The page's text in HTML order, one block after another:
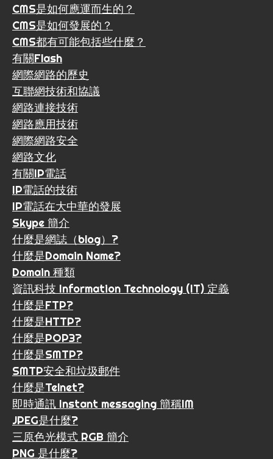
CMS是如何應運而生的？
CMS是如何發展的？
CMS都有可能包括些什麼？
有關Flash
網際網路的歷史
互聯網技術和協議
網路連接技術
網路應用技術
網際網路安全
網路文化
有關IP電話
IP電話的技術
IP電話在大中華的發展
Skype 簡介
什麼是網誌（blog）?
什麼是Domain Name?
Domain 種類
資訊科技 Information Technology (IT) 定義
什麼是FTP?
什麼是HTTP?
什麼是POP3?
什麼是SMTP?
SMTP安全和垃圾郵件
什麼是Telnet?
即時通訊 Instant messaging 簡稱IM
JPEG是什麼?
三原色光模式 RGB 簡介
PNG 是什麼?